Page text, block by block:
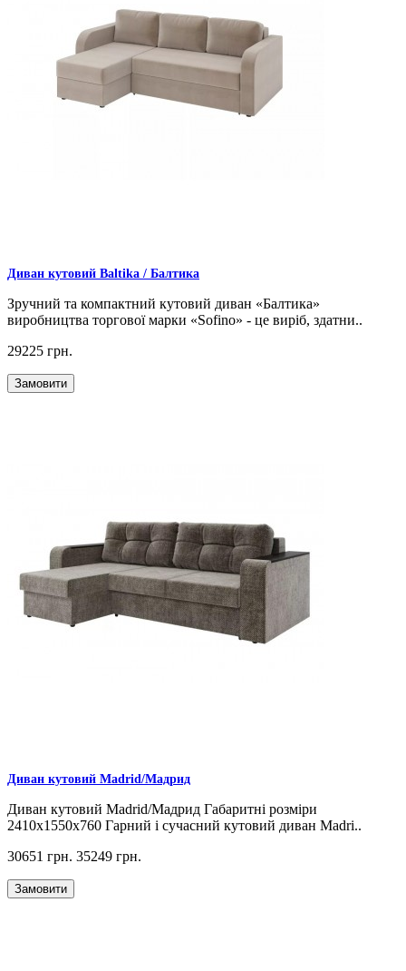
Диван кутовий Baltika / Балтика
Зручний та компактний кутовий диван «Балтика»
виробництва торгової марки «Sofino» - це виріб, здатни..
29225 грн.
Замовити
Диван кутовий Madrid/Мадрид
Диван кутовий Madrid/Мадрид Габаритні розміри
2410х1550х760 Гарний і сучасний кутовий диван Madri..
30651 грн. 35249 грн.
Замовити